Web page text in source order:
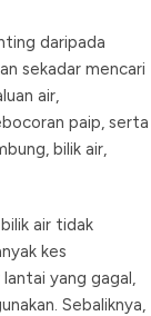
daripada
sekadar mencari
air,
paip, serta
bilik air,
air tidak
kes
yang gagal,
Sebaliknya,